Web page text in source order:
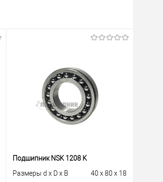
Подшипник NSK 1208 K
Размеры d x D x B
40 x 80 x 18